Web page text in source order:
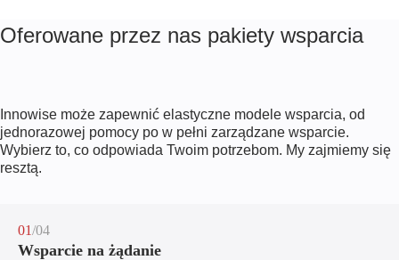
Oferowane przez nas pakiety wsparcia
Innowise może zapewnić elastyczne modele wsparcia, od
jednorazowej pomocy po w pełni zarządzane wsparcie.
Wybierz to, co odpowiada Twoim potrzebom. My zajmiemy się
resztą.
01/04
Wsparcie na żądanie